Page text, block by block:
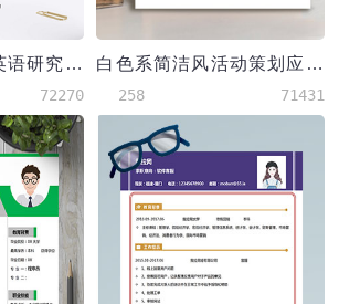
苔藓绿精简商务英语研究生简历模板
72270
白色系简洁风活动策划应届生简历
258 71431